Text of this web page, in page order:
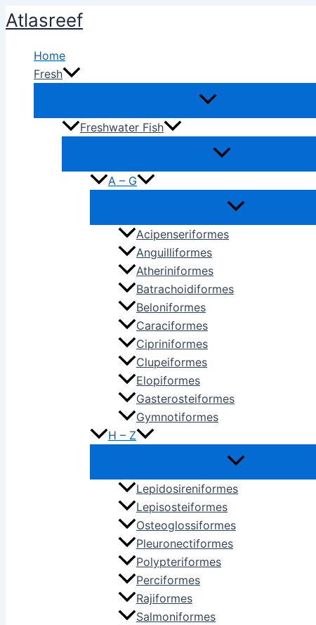
Ir
al
contenido
Atlasreef
Home
Fresh
Freshwater Fish
A – G
Acipenseriformes
Anguilliformes
Atheriniformes
Batrachoidiformes
Beloniformes
Caraciformes
Cipriniformes
Clupeiformes
Elopiformes
Gasterosteiformes
Gymnotiformes
H – Z
Lepidosireniformes
Lepisosteiformes
Osteoglossiformes
Pleuronectiformes
Polypteriformes
Perciformes
Rajiformes
Salmoniformes